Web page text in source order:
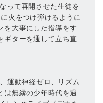
って再開させた生徒を
火をつけ弾けるように
を大事にした指導をす
ギターを通して立ち直
運動神経ゼロ、リズム
は無縁の少年時代を過